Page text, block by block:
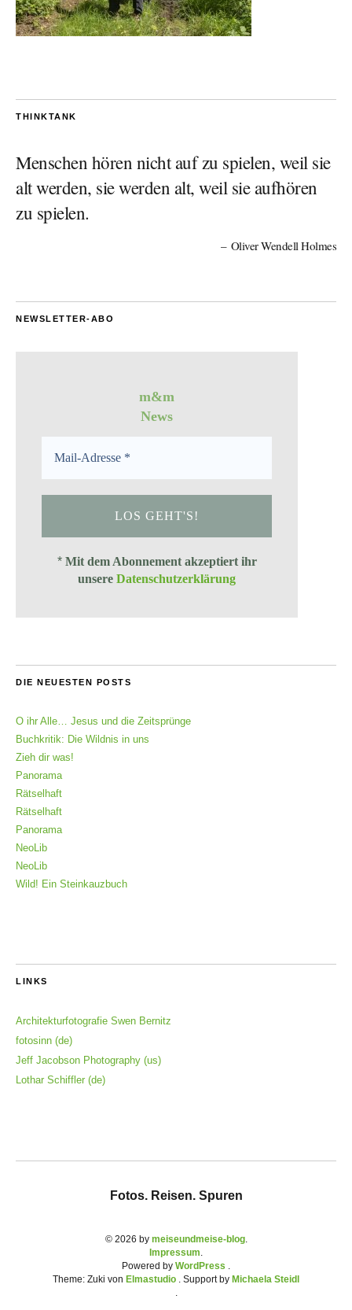
THINKTANK
Menschen hören nicht auf zu spielen, weil sie
alt werden, sie werden alt, weil sie aufhören
zu spielen.
Oliver Wendell Holmes
NEWSLETTER-ABO
m&m
News
* Mit dem Abonnement akzeptiert ihr
unsereDatenschutzerklärung
DIE NEUESTEN POSTS
O ihr Alle… Jesus und die Zeitsprünge
Buchkritik: Die Wildnis in uns
Zieh dir was!
Panorama
Rätselhaft
Rätselhaft
Panorama
NeoLib
NeoLib
Wild! Ein Steinkauzbuch
LINKS
Architekturfotografie Swen Bernitz
fotosinn (de)
Jeff Jacobson Photography (us)
Lothar Schiffler (de)
Fotos. Reisen. Spuren
© 2026 by meiseundmeise-blog
Impressum
Powered by WordPress
Theme: Zuki von Elmastudio . Support by Michaela Steidl